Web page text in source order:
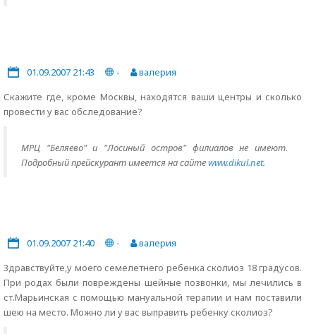
01.09.2007 21:43 -
валерия
Скажите где, кроме Москвы, находятся ваши центры и сколько
провести у вас обследование?
МРЦ "Беляево" и "Лосиный остров" филиалов не имеют.
Подробный прейскурант имеется на сайтеwww.dikul.net.
01.09.2007 21:40 -
валерия
Здравствуйте,у моего семелетнего ребенка сколиоз 18 градусов.
При родах были повреждены шейные позвонки, мы лечились в
ст.Марьинская с помощью мануальной терапии и нам поставили
шею на место. Можно ли у вас выправить ребенку сколиоз?